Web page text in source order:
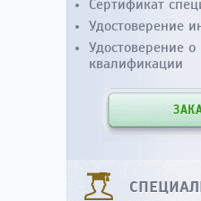
Сертификат
Удостоверение
Удостоверение
квалификации